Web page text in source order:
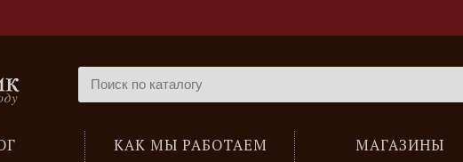
КАК МЫ РАБОТАЕМ МАГАЗИНЫ